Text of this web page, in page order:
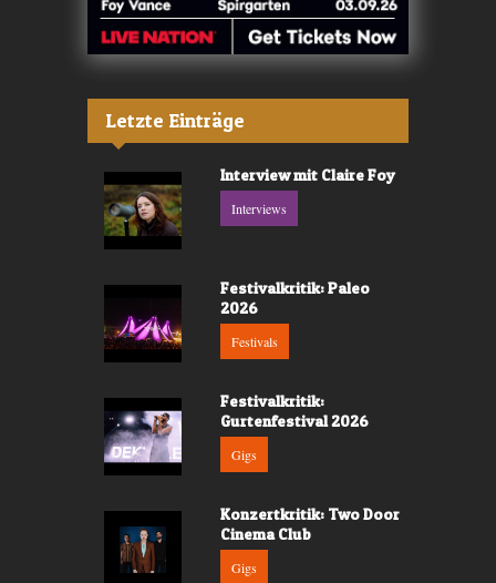
Letzte Einträge
Interview mit Claire Foy
Interviews
Festivalkritik: Paleo
2026
Festivals
Festivalkritik:
Gurtenfestival 2026
Gigs
Konzertkritik: Two Door
Cinema Club
Gigs